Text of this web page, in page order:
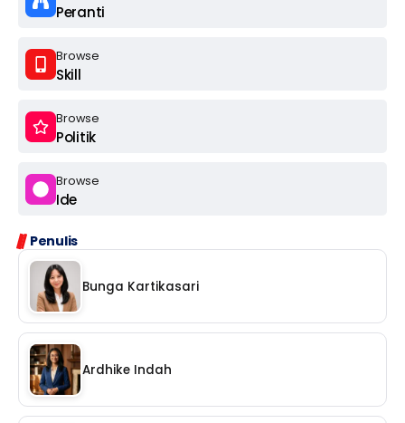
Peranti
Browse
Skill
Browse
Politik
Browse
Ide
Penulis
Bunga Kartikasari
Ardhike Indah